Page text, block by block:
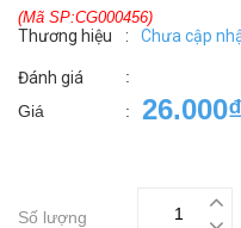
(Mã SP:CG000456)
Thương hiệu : Chưa cập
Đánh giá
:
Giá
: 26.000₫
Số lượng